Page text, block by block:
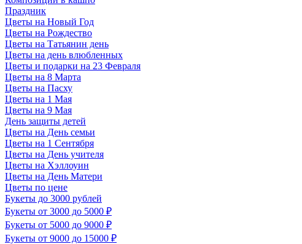
Праздник
Цветы на Новый Год
Цветы на Рождество
Цветы на Татьянин день
Цветы на день влюбленных
Цветы и подарки на 23 Февраля
Цветы на 8 Марта
Цветы на Пасху
Цветы на 1 Мая
Цветы на 9 Мая
День защиты детей
Цветы на День семьи
Цветы на 1 Сентября
Цветы на День учителя
Цветы на Хэллоуин
Цветы на День Матери
Цветы по цене
Букеты до 3000 рублей
Букеты от 3000 до 5000 ₽
Букеты от 5000 до 9000 ₽
Букеты от 9000 до 15000 ₽